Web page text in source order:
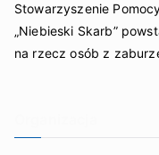
Stowarzyszenie
„Niebieski Skarb”
na rzecz osób z